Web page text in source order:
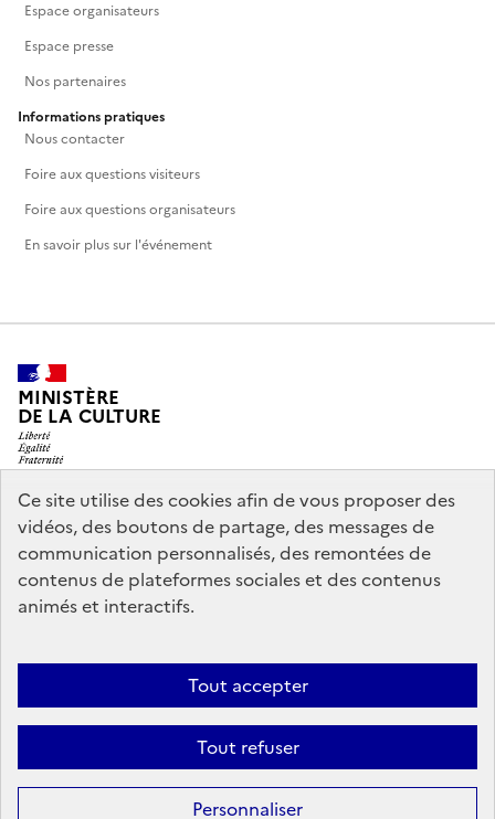
Ce site utilise des cookies afin de vous proposer des
vidéos, des boutons de partage, des messages de
communication personnalisés, des remontées de
contenus de plateformes sociales et des contenus
animés et interactifs.
Tout accepter
Tout refuser
Personnaliser
Espace organisateurs
Espace presse
Nos partenaires
Informations pratiques
Nous contacter
Foire aux questions visiteurs
Foire aux questions organisateurs
En savoir plus sur l'événement
MINISTÈRE
DE LA CULTURE
legifrance.gouv.fr
info.gouv.fr
service-public.gouv.fr
data.gouv.fr
Mentions légales
conforme
Politique d’utilisation des témoins de connexion
Sauf mention contraire, tous les contenus de ce site sont sous